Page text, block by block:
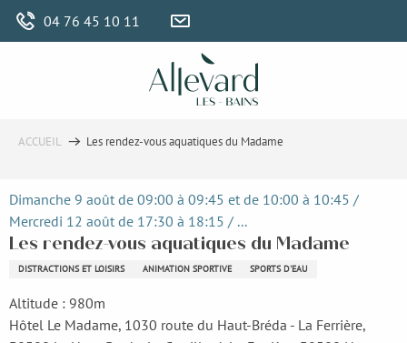
Aller
04 76 45 10 11
ACCUEIL Les rendez-vous aquatiques du Madame
Dimanche 9 août de 09:00 à 09:45 et de 10:00 à 10:45 /
Mercredi 12 août de 17:30 à 18:15 / ...
Les rendez-vous aquatiques du Madame
DISTRACTIONS ET LOISIRS ANIMATION SPORTIVE SPORTS D'EAU
Altitude : 980m
Hôtel Le Madame, 1030 route du Haut-Bréda - La Ferrière,